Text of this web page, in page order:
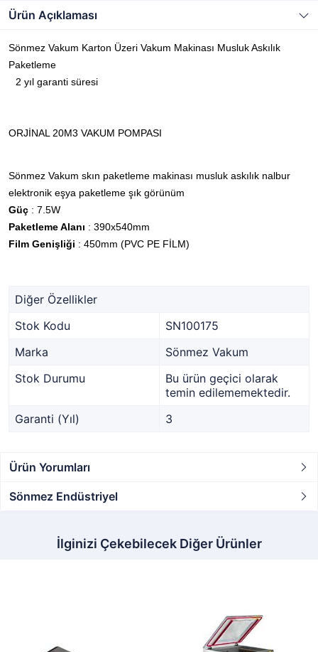
Ürün Açıklaması
Sönmez Vakum Karton Üzeri Vakum Makinası Musluk Askılık
Paketleme
2 yıl garanti süresi
ORJİNAL 20M3 VAKUM POMPASI
Sönmez Vakum skın paketleme makinası musluk askılık nalbur
elektronik eşya paketleme şık görünüm
Güç : 7.5W
Paketleme Alanı : 390x540mm
Film Genişliği : 450mm (PVC PE FİLM)
Diğer Özellikler
Stok Kodu
SN100175
Marka
Sönmez Vakum
Stok Durumu
Bu ürün geçici olarak
temin edilememektedir.
Garanti (Yıl)
3
Ürün Yorumları
Sönmez Endüstriyel
İlginizi Çekebilecek Diğer Ürünler